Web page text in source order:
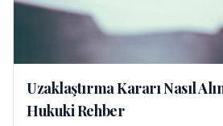
Uzaklaştırma Kararı Nasıl
Hukuki Rehber